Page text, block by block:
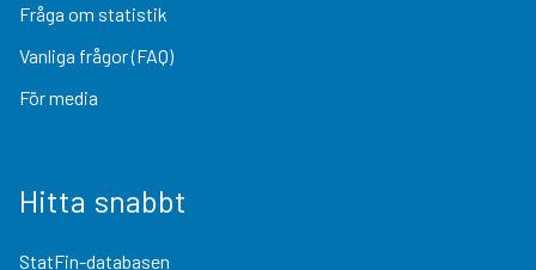
Fråga om statistik
Vanliga frågor (FAQ)
För media
Hitta snabbt
StatFin-databasen